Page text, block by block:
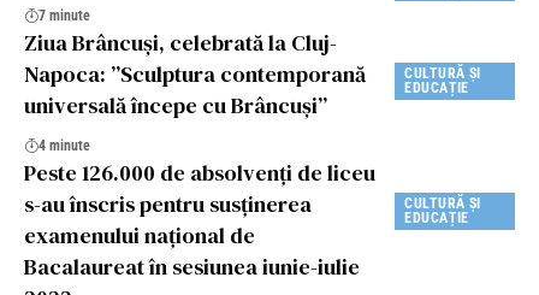
7 minute
CULTURĂ ȘI
EDUCAȚIE
Ziua Brâncuși, celebrată la Cluj-
Napoca: ”Sculptura contemporană
universală începe cu Brâncuși”
4 minute
CULTURĂ ȘI
EDUCAȚIE
Peste 126.000 de absolvenţi de liceu
s-au înscris pentru susţinerea
examenului naţional de
Bacalaureat în sesiunea iunie-iulie